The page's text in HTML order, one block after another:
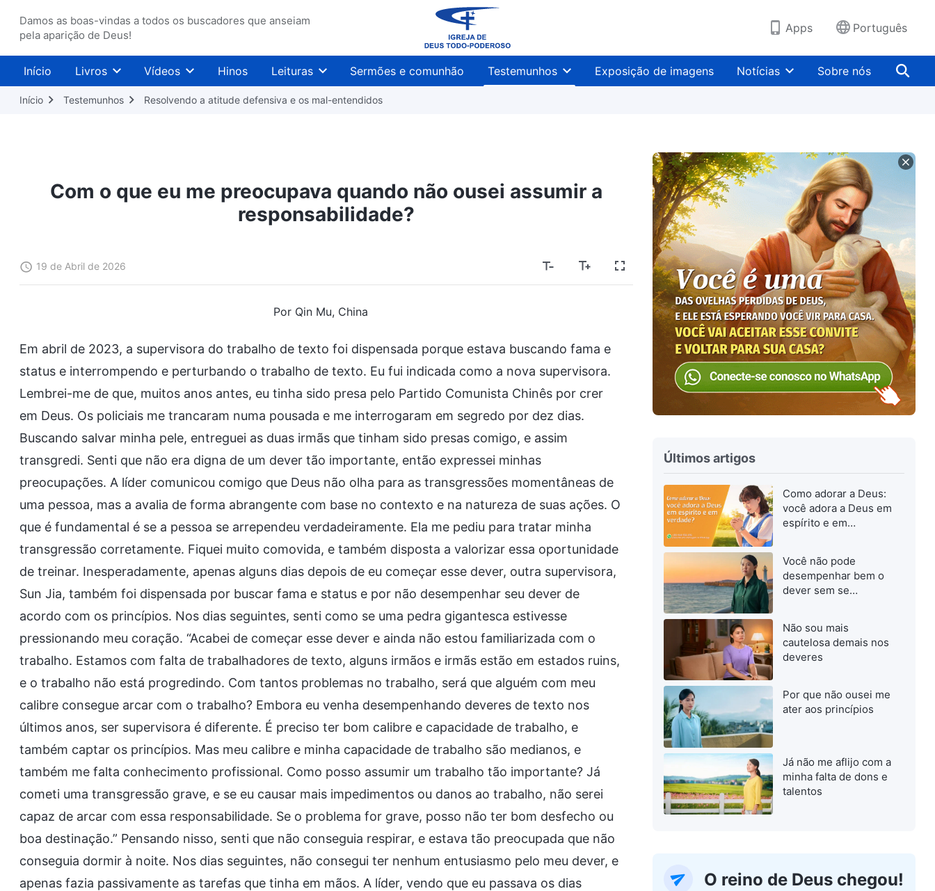
Damos as boas-vindas a todos os buscadores que anseiam
pela aparição de Deus!
Apps Português
Início Livros Vídeos Hinos Leituras Sermões e comunhão Testemunhos Exposição de imagens Notícias Sobre nós
Início Testemunhos Resolvendo a atitude defensiva e os mal-entendidos
Com o que eu me preocupava quando não ousei assumir a
responsabilidade?
19 de Abril de 2026
Por Qin Mu, China
Em abril de 2023, a supervisora do trabalho de texto foi dispensada porque estava buscando fama e
status e interrompendo e perturbando o trabalho de texto. Eu fui indicada como a nova supervisora.
Lembrei-me de que, muitos anos antes, eu tinha sido presa pelo Partido Comunista Chinês por crer
em Deus. Os policiais me trancaram numa pousada e me interrogaram em segredo por dez dias.
Buscando salvar minha pele, entreguei as duas irmãs que tinham sido presas comigo, e assim
transgredi. Senti que não era digna de um dever tão importante, então expressei minhas
preocupações. A líder comunicou comigo que Deus não olha para as transgressões momentâneas de
uma pessoa, mas a avalia de forma abrangente com base no contexto e na natureza de suas ações. O
que é fundamental é se a pessoa se arrependeu verdadeiramente. Ela me pediu para tratar minha
transgressão corretamente. Fiquei muito comovida, e também disposta a valorizar essa oportunidade
de treinar. Inesperadamente, apenas alguns dias depois de eu começar esse dever, outra supervisora,
Sun Jia, também foi dispensada por buscar fama e status e por não desempenhar seu dever de
acordo com os princípios. Nos dias seguintes, senti como se uma pedra gigantesca estivesse
pressionando meu coração. “Acabei de começar esse dever e ainda não estou familiarizada com o
trabalho. Estamos com falta de trabalhadores de texto, alguns irmãos e irmãs estão em estados ruins,
e o trabalho não está progredindo. Com tantos problemas no trabalho, será que alguém com meu
calibre consegue arcar com o trabalho? Embora eu venha desempenhando deveres de texto nos
últimos anos, ser supervisora é diferente. É preciso ter bom calibre e capacidade de trabalho, e
também captar os princípios. Mas meu calibre e minha capacidade de trabalho são medianos, e
também me falta conhecimento profissional. Como posso assumir um trabalho tão importante? Já
cometi uma transgressão grave, e se eu causar mais impedimentos ou danos ao trabalho, não serei
capaz de arcar com essa responsabilidade. Se o problema for grave, posso não ter bom desfecho ou
boa destinação.” Pensando nisso, senti que não conseguia respirar, e estava tão preocupada que não
conseguia dormir à noite. Nos dias seguintes, não consegui ter nenhum entusiasmo pelo meu dever, e
apenas fazia passivamente as tarefas que tinha em mãos. A líder, vendo que eu passava os dias
Últimos artigos
Como adorar a Deus:
você adora a Deus em
espírito e em
Você não pode
desempenhar bem o
dever sem se
Não sou mais
cautelosa demais nos
deveres
Por que não ousei me
ater aos princípios
Já não me aflijo com a
minha falta de dons e
talentos
O reino de Deus chegou!